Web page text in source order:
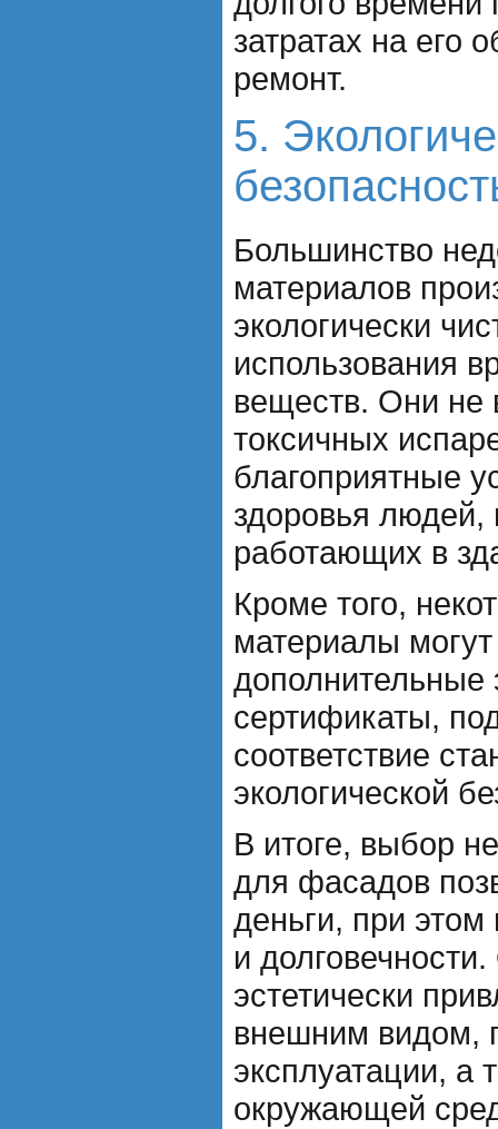
затратах на его
ремонт.
5.
Большинство
материалов
экологически
использования
веществ. Они
токсичных
благоприятные
здоровья
работающих в
Кроме того,
материалы
дополнительные
сертификаты,
соответствие
экологической
В итоге, выбор
для фасадов
деньги, при этом
и
эстетически
внешним видом,
эксплуатации, а
окружающей